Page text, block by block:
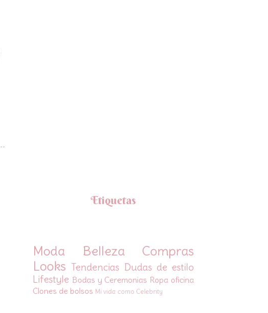
Etiquetas
Moda Belleza
Compras
Looks Tendencias Dudas de estilo
Lifestyle Bodas y Ceremonias Ropa oficina
Clones de bolsos Mi vida como Celebrity